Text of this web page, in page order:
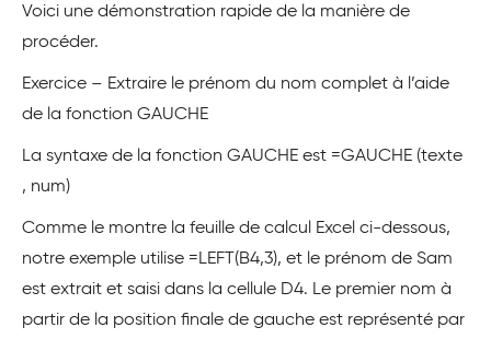
Voici une démonstration rapide de la manière de
procéder.
Exercice – Extraire le prénom du nom complet à l’aide
de la fonction GAUCHE
La syntaxe de la fonction GAUCHE est =GAUCHE (texte
, num)
Comme le montre la feuille de calcul Excel ci-dessous,
notre exemple utilise =LEFT(B4,3), et le prénom de Sam
est extrait et saisi dans la cellule D4. Le premier nom à
partir de la position finale de gauche est représenté par